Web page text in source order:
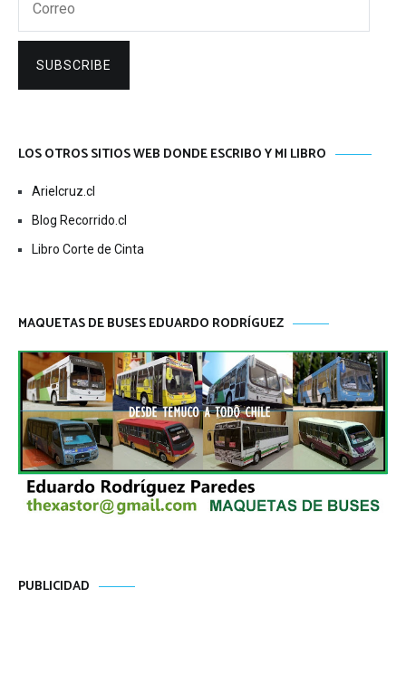
SUBSCRIBE
LOS OTROS SITIOS WEB DONDE ESCRIBO Y MI LIBRO
Arielcruz.cl
Blog Recorrido.cl
Libro Corte de Cinta
MAQUETAS DE BUSES EDUARDO RODRÍGUEZ
PUBLICIDAD